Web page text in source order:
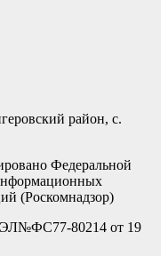
район, с.
Федеральной
(Роскомнадзор)
ЭЛ№ФС77-80214 от 19